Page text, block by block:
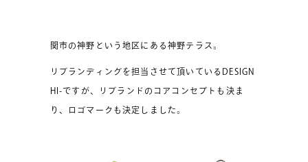
関市の神野という地区にある神野テラス。
リブランディングを担当させて頂いているDESIGN
HI-ですが、リブランドのコアコンセプトも決ま
り、ロゴマークも決定しました。